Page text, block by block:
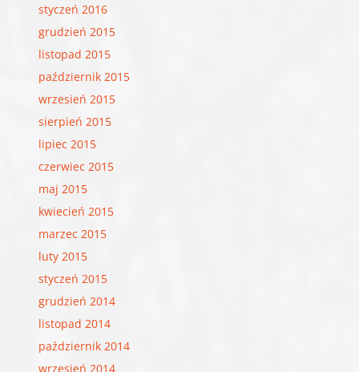
styczeń 2016
grudzień 2015
listopad 2015
październik 2015
wrzesień 2015
sierpień 2015
lipiec 2015
czerwiec 2015
maj 2015
kwiecień 2015
marzec 2015
luty 2015
styczeń 2015
grudzień 2014
listopad 2014
październik 2014
wrzesień 2014